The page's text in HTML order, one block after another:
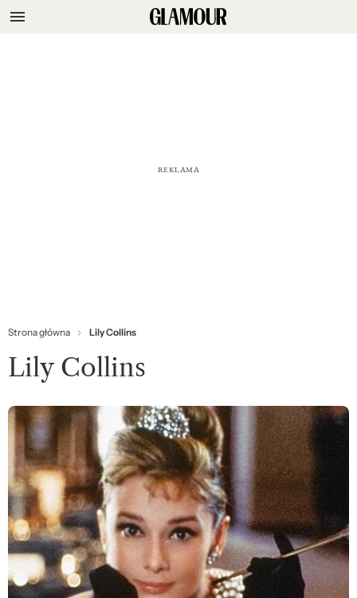
Strona główna Lily Collins
Lily Collins